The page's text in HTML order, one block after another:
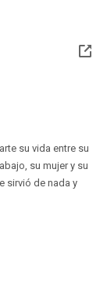
su vida entre su
su mujer y su
sirvió de nada y